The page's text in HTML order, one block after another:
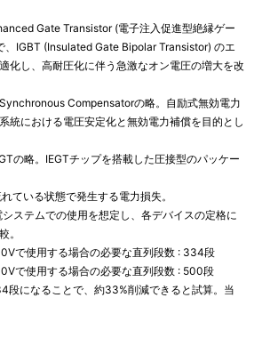
Gate Transistor (電子注入促進型絶縁ゲー
、IGBT (Insulated Gate Bipolar Transistor) のエ
化し、高耐圧化に伴う急激なオン電圧の増大を改
Compensatorの略。自励式無効電力
統における電圧安定化と無効電力補償を目的とし
の略。IEGTチップを搭載した圧接型のパッケー
ている状態で発生する電力損失。
ステムでの使用を想定し、各デバイスの定格に
。
で使用する場合の必要な直列段数 : 334段
で使用する場合の必要な直列段数 : 500段
段になることで、約33%削減できると試算。当